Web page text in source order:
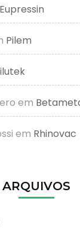
Eupressin
Pilem
em
em Rhinovac
ARQUIVOS